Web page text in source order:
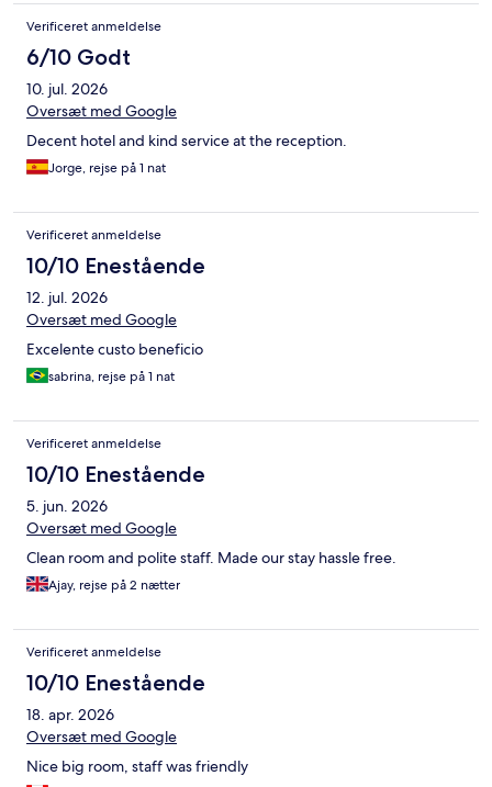
kort. Anbefalingen er at vælge det som absolut nødløsning,
men sov hellere i jeres bil end betale for dette hotel.
Verificeret anmeldelse
6/10 Godt
10. jul. 2026
Oversæt med Google
Decent hotel and kind service at the reception.
Jorge, rejse på 1 nat
Verificeret anmeldelse
10/10 Enestående
12. jul. 2026
Oversæt med Google
Excelente custo beneficio
sabrina, rejse på 1 nat
Verificeret anmeldelse
10/10 Enestående
5. jun. 2026
Oversæt med Google
Clean room and polite staff. Made our stay hassle free.
Ajay, rejse på 2 nætter
Verificeret anmeldelse
10/10 Enestående
18. apr. 2026
Oversæt med Google
Nice big room, staff was friendly